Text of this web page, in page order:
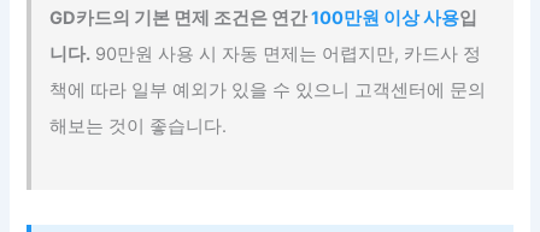
GD카드의 기본 면제 조건은 연간100만원 이상 사용입
니다. 90만원 사용 시 자동 면제는 어렵지만, 카드사 정
책에 따라 일부 예외가 있을 수 있으니 고객센터에 문의
해보는 것이 좋습니다.